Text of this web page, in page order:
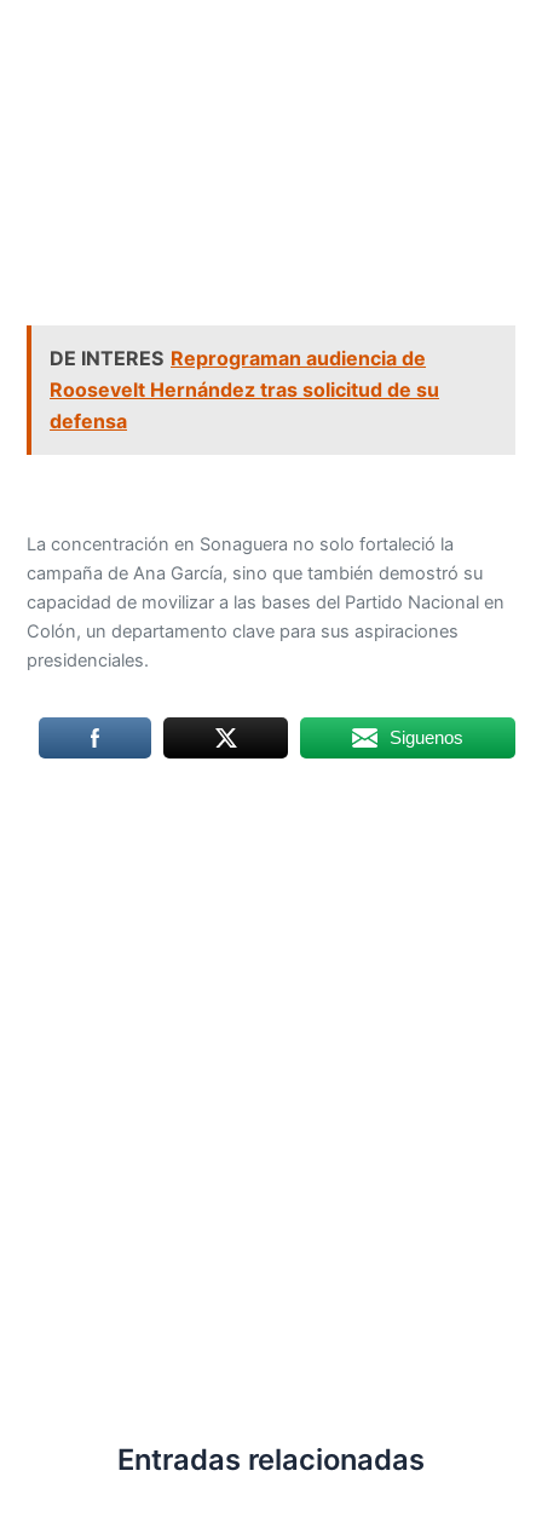
DE INTERES Reprograman audiencia de
Roosevelt Hernández tras solicitud de su
defensa
La concentración en Sonaguera no solo fortaleció la
campaña de Ana García, sino que también demostró su
capacidad de movilizar a las bases del Partido Nacional en
Colón, un departamento clave para sus aspiraciones
presidenciales.
Siguenos
Entradas relacionadas